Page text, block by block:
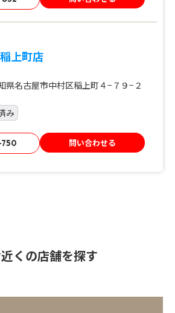
上町店
名古屋市中村区稲上町４−７９−２
み
問い合わせる
くの店舗を探す